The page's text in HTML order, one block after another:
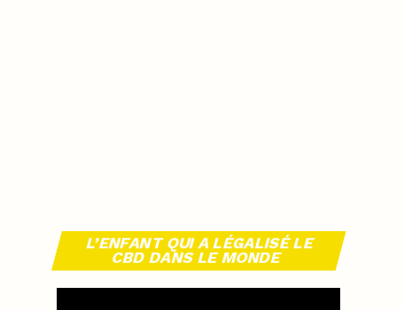
L’ENFANT QUI A LÉGALISÉ LE
CBD DANS LE MONDE